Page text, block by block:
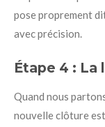
pose proprement
avec précision.
Étape 4 : La
Quand nous
nouvelle clôture